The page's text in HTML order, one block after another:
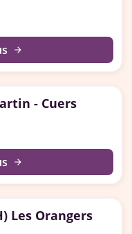
arrow_forward
- Cuers
arrow_forward
Les Orangers